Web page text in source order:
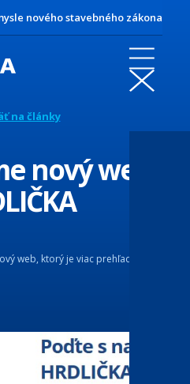
nového stavebného zákona
na články
nový web
web, ktorý je viac prehľadnejšie.